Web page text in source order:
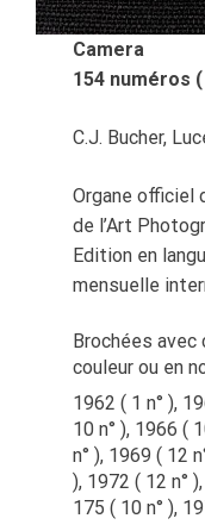
Camera
154 numéros
C.J. Bucher,
Organe officiel
de l’Art
Edition en
mensuelle
Brochées avec
couleur ou en
1962 ( 1 n° ),
10 n° ), 1966 (
n° ), 1969 ( 12
), 1972 ( 12 n°
175 ( 10 n° ),